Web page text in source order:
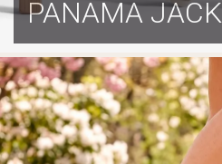
PANAMA JACK